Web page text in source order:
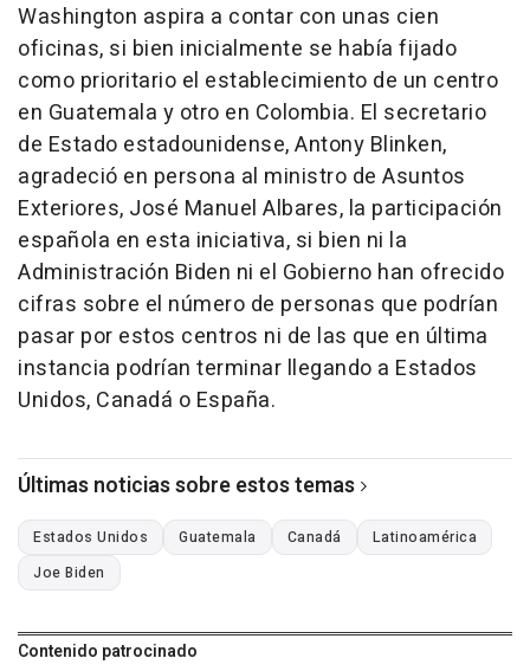
Washington aspira a contar con unas cien
oficinas, si bien inicialmente se había fijado
como prioritario el establecimiento de un centro
en Guatemala y otro en Colombia. El secretario
de Estado estadounidense, Antony Blinken,
agradeció en persona al ministro de Asuntos
Exteriores, José Manuel Albares, la participación
española en esta iniciativa, si bien ni la
Administración Biden ni el Gobierno han ofrecido
cifras sobre el número de personas que podrían
pasar por estos centros ni de las que en última
instancia podrían terminar llegando a Estados
Unidos, Canadá o España.
Últimas noticias sobre estos temas
Estados Unidos Guatemala Canadá
Latinoamérica
Joe Biden
Contenido patrocinado